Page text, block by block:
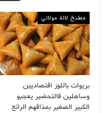
مطبخ لالة مولاتي
بريوات باللوز اقتصاديين
وساهلين فالتحضير يعجبو
الكبير الصغير بمذاقهم الرائع